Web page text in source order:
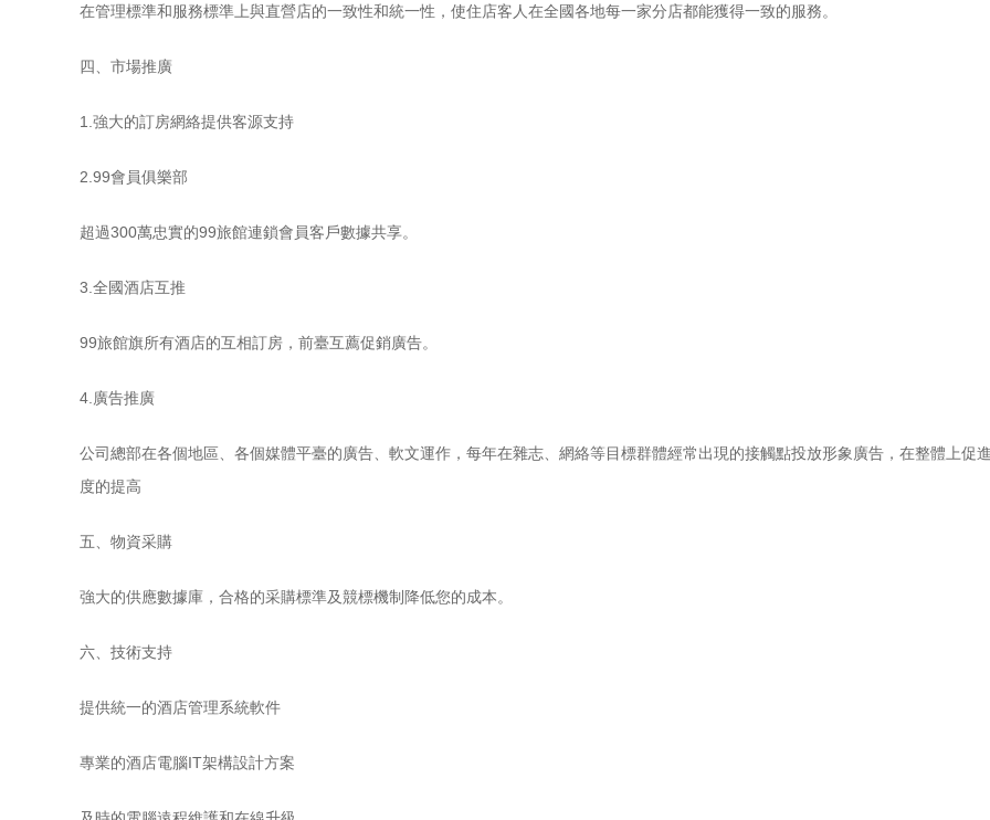
在管理標準和服務標準上與直營店的一致性和統一性，使住店客人在全國各地每一家分店都能獲得一致的服務。
四、市場推廣
1.強大的訂房網絡提供客源支持
2.99會員俱樂部
超過300萬忠實的99旅館連鎖會員客戶數據共享。
3.全國酒店互推
99旅館旗所有酒店的互相訂房，前臺互薦促銷廣告。
4.廣告推廣
公司總部在各個地區、各個媒體平臺的廣告、軟文運作，每年在雜志、網絡等目標群體經常出現的接觸點投放形象廣告，在整體上促
度的提高
五、物資采購
強大的供應數據庫，合格的采購標準及競標機制降低您的成本。
六、技術支持
提供統一的酒店管理系統軟件
專業的酒店電腦IT架構設計方案